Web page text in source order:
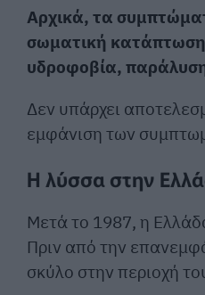
Αρχικά, τα
σωματική
υδροφοβία,
Δεν υπάρχει
εμφάνιση των
Η λύσσα στην
Μετά το 1987, η
Πριν από την
σκύλο στην περιοχή